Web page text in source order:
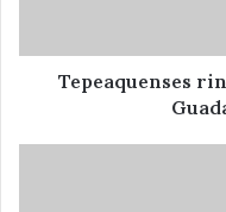
en
Tepeaquenses